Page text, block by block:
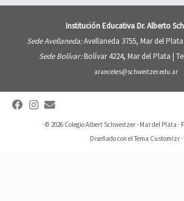
Institución Educativa Dr. Alberto
Sede Avellaneda:Avellaneda 3755, Mar del
Sede Bolívar:Bolívar 4224, Mar del Plata |
aranceles@schweitzer.edu.ar
· © 2026 Colegio Albert Schweitzer - Mar del Plata ·
Diseñado con elTema Customizr·